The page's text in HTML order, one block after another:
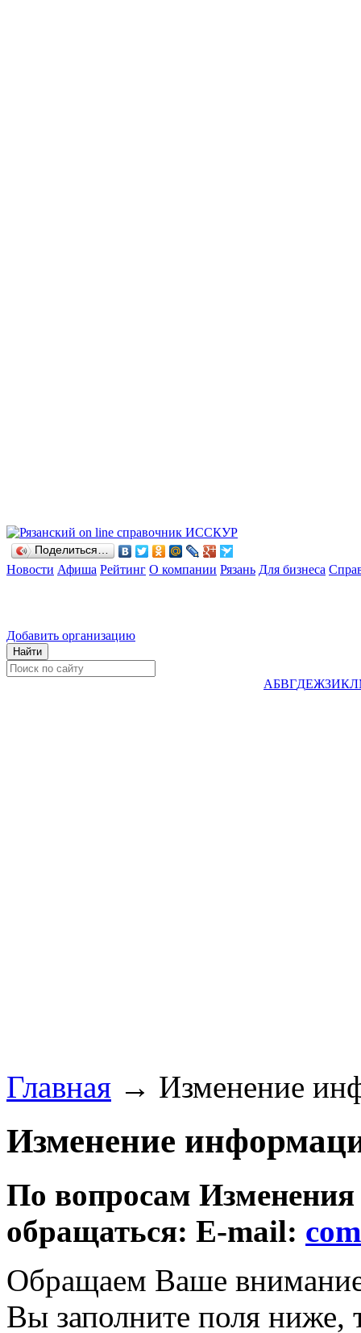
Поделиться…
Новости Афиша Рейтинг О компании Рязань Для бизнеса
Добавить организацию
АБВГДЕЖЗИКЛ
Главная → Изменение
Изменение
По вопросам
обращаться: E-mail:
Обращаем Ваше
Вы заполните поля